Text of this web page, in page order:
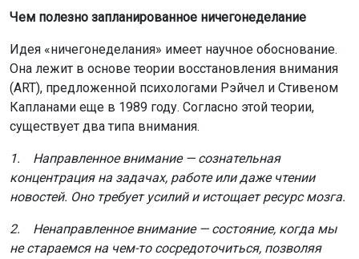
Чем полезно запланированное ничегонеделание
Идея «ничегонеделания» имеет научное обоснование.
Она лежит в основе теории восстановления внимания
(ART), предложенной психологами Рэйчел и Стивеном
Капланами еще в 1989 году. Согласно этой теории,
существует два типа внимания.
1. Направленное внимание — сознательная
концентрация на задачах, работе или даже чтении
новостей. Оно требует усилий и истощает ресурс мозга.
2. Ненаправленное внимание — состояние, когда мы
не стараемся на чем-то сосредоточиться, позволяя